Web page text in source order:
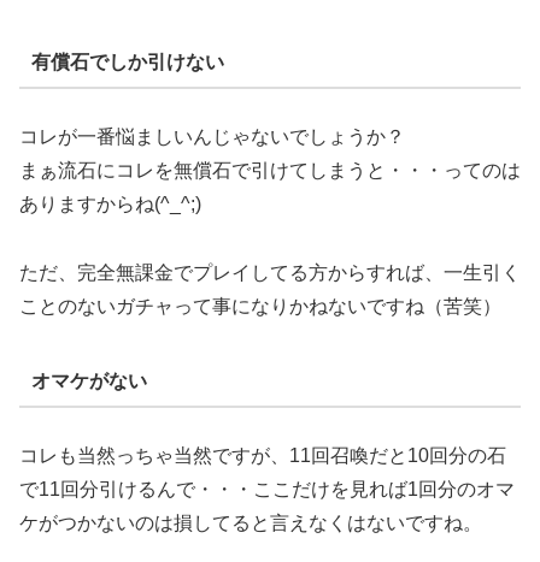
有償石でしか引けない
コレが一番悩ましいんじゃないでしょうか？
まぁ流石にコレを無償石で引けてしまうと・・・ってのは
ありますからね(^_^;)
ただ、完全無課金でプレイしてる方からすれば、一生引く
ことのないガチャって事になりかねないですね（苦笑）
オマケがない
コレも当然っちゃ当然ですが、11回召喚だと10回分の石
で11回分引けるんで・・・ここだけを見れば1回分のオマ
ケがつかないのは損してると言えなくはないですね。